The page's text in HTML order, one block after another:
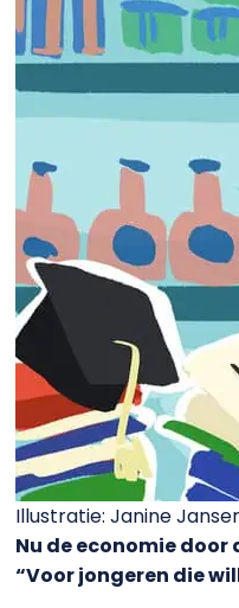
Illustratie: Janine
Nu de economie
“Voor jongeren die